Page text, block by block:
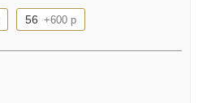
56 +600 р